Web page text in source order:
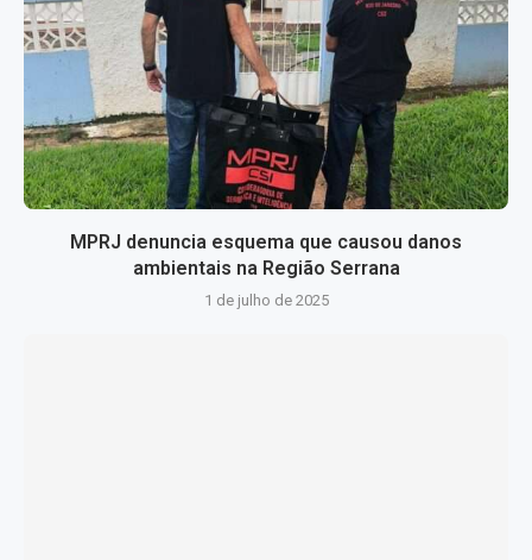
MPRJ denuncia esquema que causou danos
ambientais na Região Serrana
1 de julho de 2025